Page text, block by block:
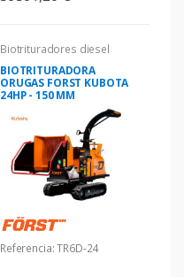
Biotrituradores diesel
BIOTRITURADORA
ORUGAS FORST KUBOTA
24HP - 150 MM
Referencia: TR6D-24